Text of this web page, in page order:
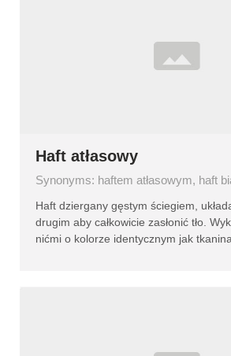
Haft atłasowy
Synonyms: haftem atłasowym, haft
Haft dziergany gęstym ściegiem,
drugim aby całkowicie zasłonić tło.
nićmi o kolorze identycznym jak